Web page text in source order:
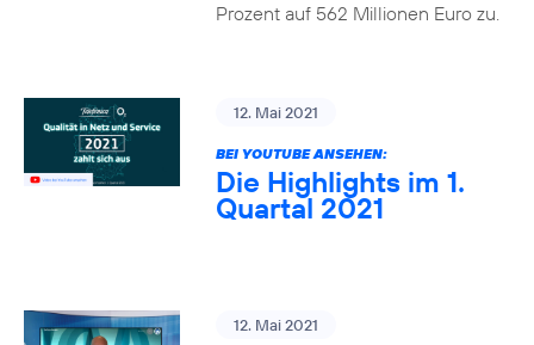
Prozent auf 562 Millionen Euro zu.
12. Mai 2021
BEI YOUTUBE ANSEHEN:
Die Highlights im 1.
Quartal 2021
12. Mai 2021